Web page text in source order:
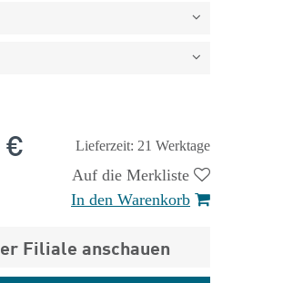
Lieferzeit: 21 Werktage
€
Auf die Merkliste
In den Warenkorb
Filiale anschauen